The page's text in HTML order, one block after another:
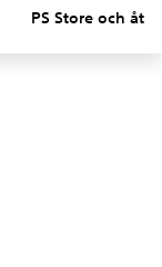
PS Store och